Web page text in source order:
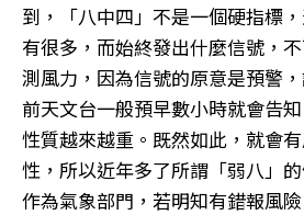
到，「八中四」不是一個硬指標
有很多，而始終發出什麼信號，
測風力，因為信號的原意是預警
前天文台一般預早數小時就會告
性質越來越重。既然如此，就會
性，所以近年多了所謂「弱八」
作為氣象部門，若明知有錯報風